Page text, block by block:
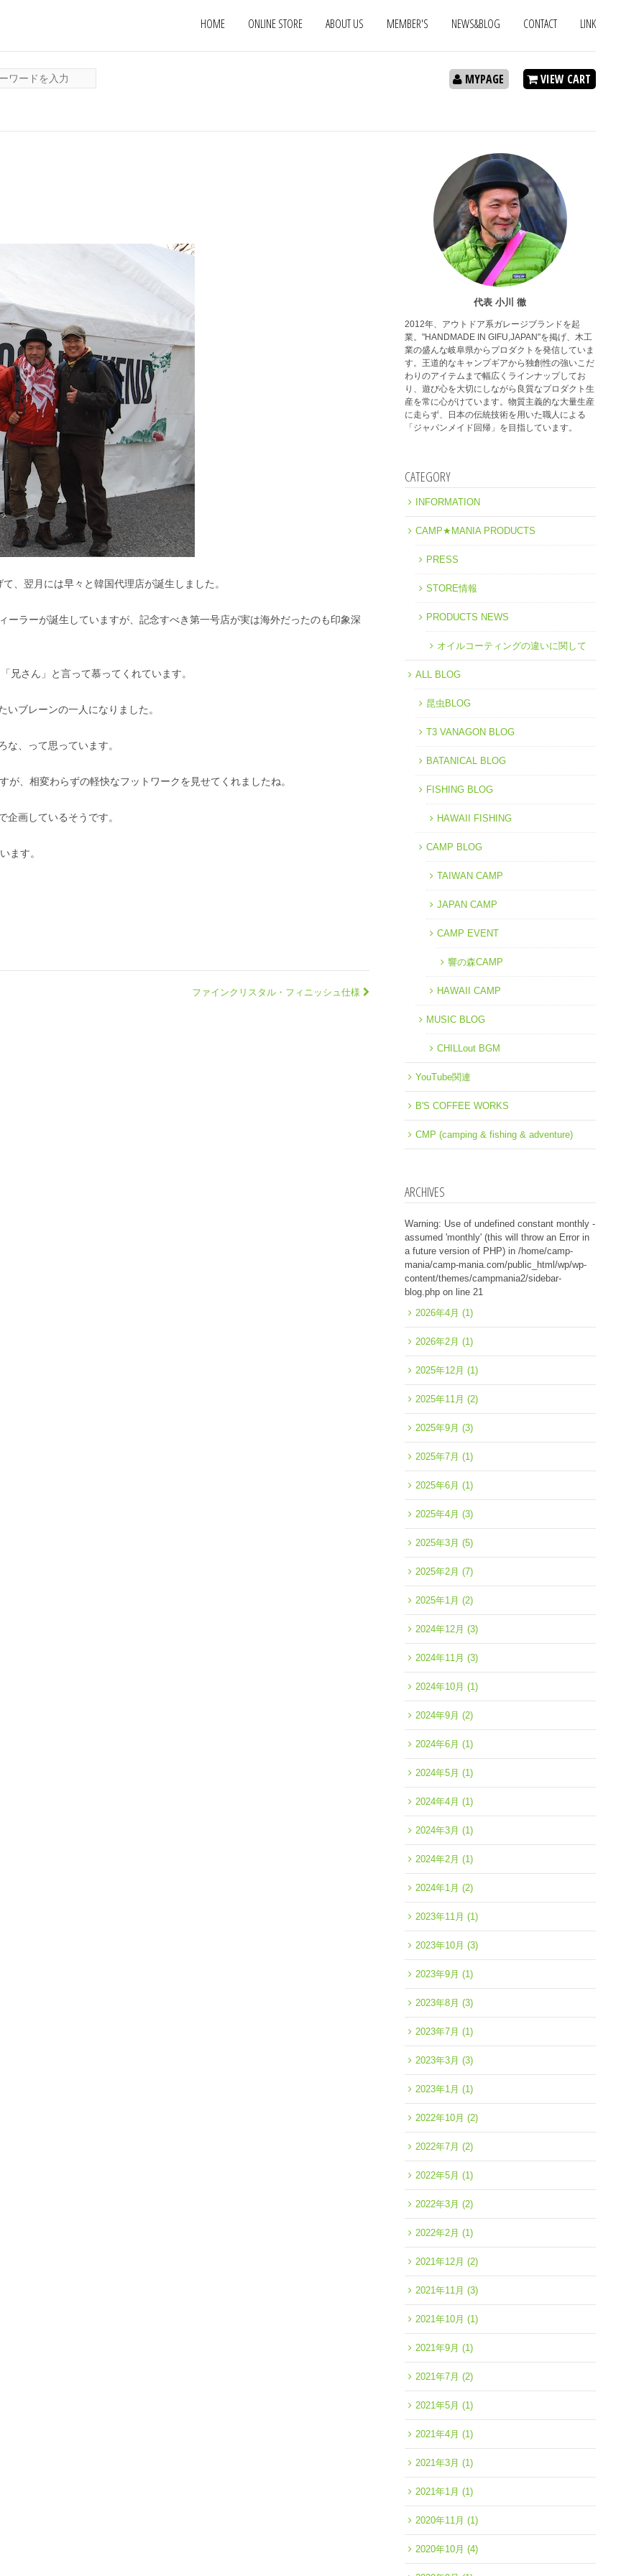
HOME ONLINE STORE ABOUT US MEMBER'S NEWS&BLOG CONTACT LINK
VIEW CART
MYPAGE
、翌月には早々と韓国代理店が誕生しました。
ーラーが誕生していますが、記念すべき第一号店が実は海外だったのも印象深
兄さん」と言って慕ってくれています。
ブレーンの一人になりました。
、って思っています。
、相変わらずの軽快なフットワークを見せてくれましたね。
画しているそうです。
ます。
ファインクリスタル・フィニッシュ仕様
代表 小川 徹
2012年、アウトドア系ガレージブランドを起
業。"HANDMADE IN GIFU,JAPAN"を掲げ、木工
業の盛んな岐阜県からプロダクトを発信していま
す。王道的なキャンプギアから独創性の強いこだ
わりのアイテムまで幅広くラインナップしてお
り、遊び心を大切にしながら良質なプロダクト生
産を常に心がけています。物質主義的な大量生産
に走らず、日本の伝統技術を用いた職人による
「ジャパンメイド回帰」を目指しています。
CATEGORY
INFORMATION
CAMP★MANIA PRODUCTS
PRESS
STORE情報
PRODUCTS NEWS
オイルコーティングの違いに関して
ALL BLOG
昆虫BLOG
T3 VANAGON BLOG
BATANICAL BLOG
FISHING BLOG
HAWAII FISHING
CAMP BLOG
TAIWAN CAMP
JAPAN CAMP
CAMP EVENT
響の森CAMP
HAWAII CAMP
MUSIC BLOG
CHILLout BGM
YouTube関連
B'S COFFEE WORKS
CMP (camping & fishing & adventure)
ARCHIVES
Warning: Use of undefined constant monthly -
assumed 'monthly' (this will throw an Error in
a future version of PHP) in /home/camp-
mania/camp-mania.com/public_html/wp/wp-
content/themes/campmania2/sidebar-
blog.phpon line 21
2026年4月 (1)
2026年2月 (1)
2025年12月 (1)
2025年11月 (2)
2025年9月 (3)
2025年7月 (1)
2025年6月 (1)
2025年4月 (3)
2025年3月 (5)
2025年2月 (7)
2025年1月 (2)
2024年12月 (3)
2024年11月 (3)
2024年10月 (1)
2024年9月 (2)
2024年6月 (1)
2024年5月 (1)
2024年4月 (1)
2024年3月 (1)
2024年2月 (1)
2024年1月 (2)
2023年11月 (1)
2023年10月 (3)
2023年9月 (1)
2023年8月 (3)
2023年7月 (1)
2023年3月 (3)
2023年1月 (1)
2022年10月 (2)
2022年7月 (2)
2022年5月 (1)
2022年3月 (2)
2022年2月 (1)
2021年12月 (2)
2021年11月 (3)
2021年10月 (1)
2021年9月 (1)
2021年7月 (2)
2021年5月 (1)
2021年4月 (1)
2021年3月 (1)
2021年1月 (1)
2020年11月 (1)
2020年10月 (4)